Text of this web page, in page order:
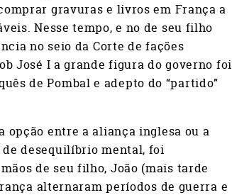
gravuras e livros em França a
Nesse tempo, e no de seu filho
no seio da Corte de fações
José I a grande figura do governo foi
de Pombal e adepto do “partido”
opção entre a aliança inglesa ou a
desequilíbrio mental, foi
de seu filho, João (mais tarde
alternaram períodos de guerra e